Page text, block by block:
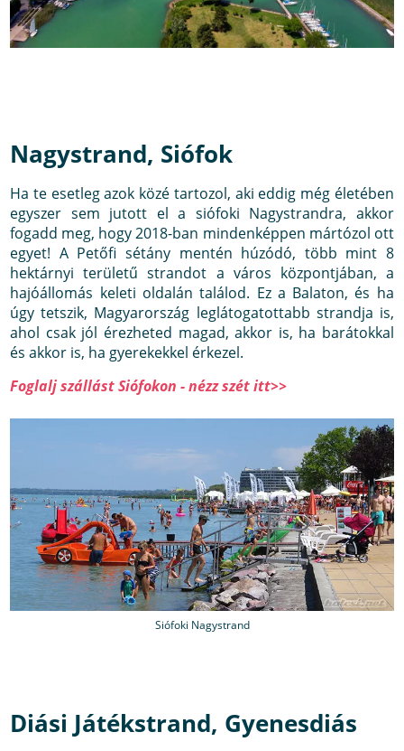
Nagystrand, Siófok
Ha te esetleg azok közé tartozol, aki eddig még életében
egyszer sem jutott el a siófoki Nagystrandra, akkor
fogadd meg, hogy 2018-ban mindenképpen mártózol ott
egyet! A Petőfi sétány mentén húzódó, több mint 8
hektárnyi területű strandot a város központjában, a
hajóállomás keleti oldalán találod. Ez a Balaton, és ha
úgy tetszik, Magyarország leglátogatottabb strandja is,
ahol csak jól érezheted magad, akkor is, ha barátokkal
és akkor is, ha gyerekekkel érkezel.
Foglalj szállást Siófokon - nézz szét itt>>
Siófoki Nagystrand
Diási Játékstrand, Gyenesdiás